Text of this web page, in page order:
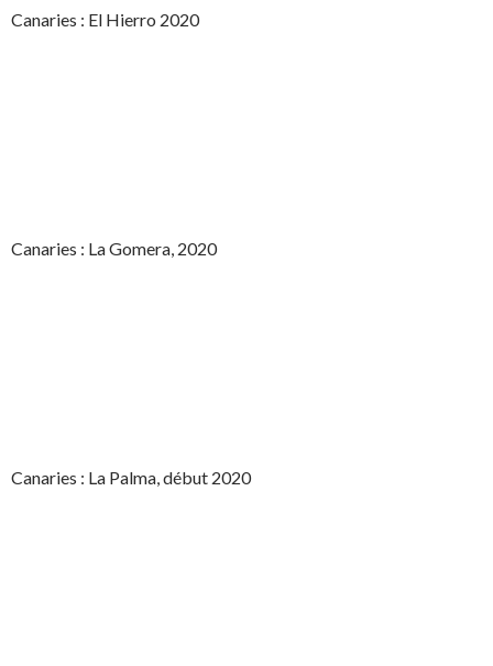
Canaries : El Hierro 2020
Canaries : La Gomera, 2020
Canaries : La Palma, début 2020